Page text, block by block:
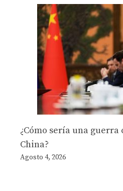
¿Cómo sería una
China?
Agosto 4, 2026